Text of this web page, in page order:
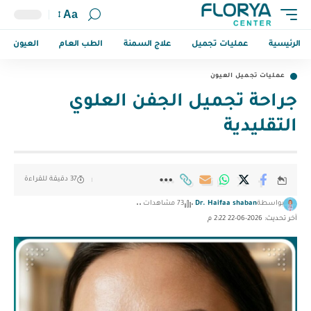
Aa
الرئيسية عمليات تجميل علاج السمنة الطب العام العيون
عمليات تجميل العيون
جراحة تجميل الجفن العلوي
التقليدية
آخر تحديث: 2026-06-22 2:22 م
بواسطةDr. Haifaa shaban 73 مشاهدات
37 دقيقة للقراءة